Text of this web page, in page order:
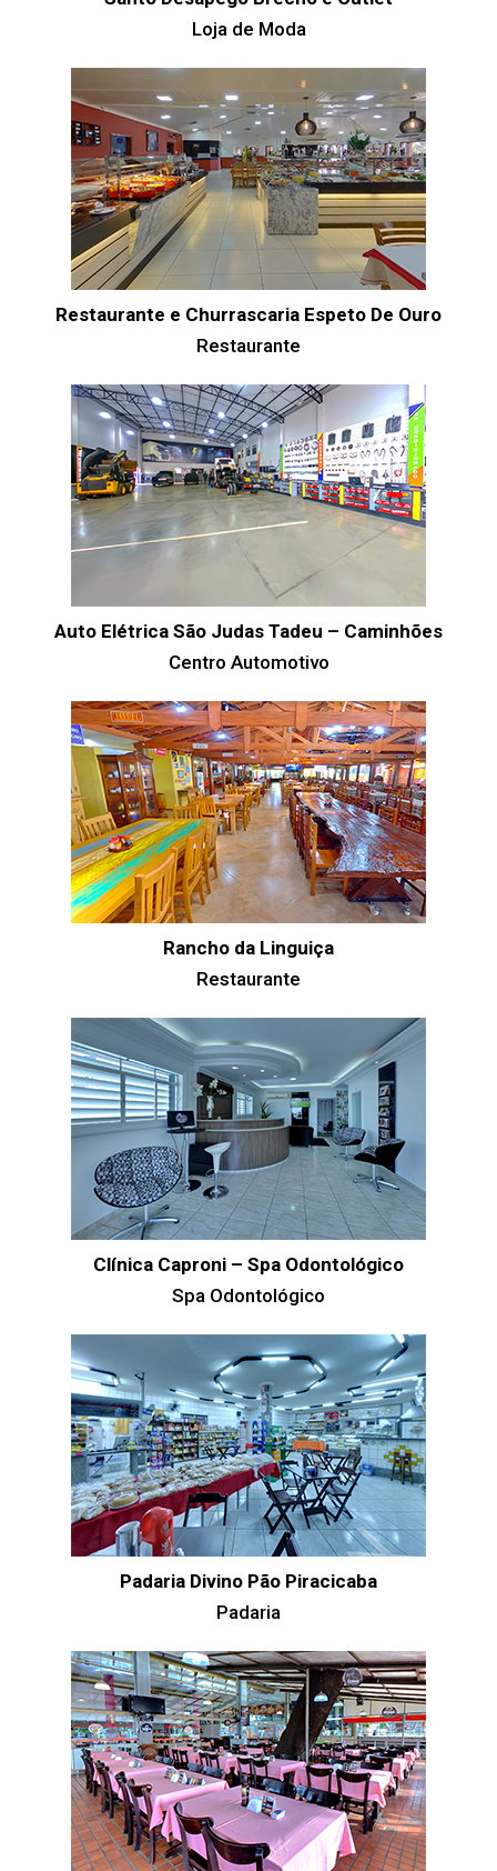
Loja de Moda
Restaurante e Churrascaria Espeto De Ouro
Restaurante
Auto Elétrica São Judas Tadeu – Caminhões
Centro Automotivo
Rancho da Linguiça
Restaurante
Clínica Caproni – Spa Odontológico
Spa Odontológico
Padaria Divino Pão Piracicaba
Padaria